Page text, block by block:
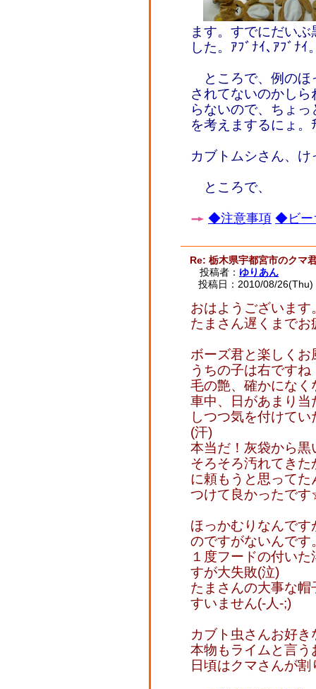
ます。すでにだい
した。ｱﾌﾞﾅｲ､ｱﾌﾞﾅｲ
ところで、例のほ
されてないのかし
らないので、ちょ
を考えまするにょ
カブトムシさん、
ところで、
◆注意事項 ◆ビー
Re: 栃木県宇都宮市のクマ
投稿者： ゆりあん
投稿日：2010/08/
おはようございます
たまさん遅くまでお
ボーズ君と楽しく
うちの子は右ですね
毛の艶、確かにな
車中、日があまり
しつつ気を付けて
(汗)
本当だ！灰袋から黒
そろそろ汚れてき
に頼もうと思って
つけて良かったで
ほっかむりなんで
のですがないんです
１度フードの付い
すが大失敗(泣)
たまさんの大事な
すいません(-人-;)
カブト虫さんお好き
本物もライムと言
日頃はクマさんが